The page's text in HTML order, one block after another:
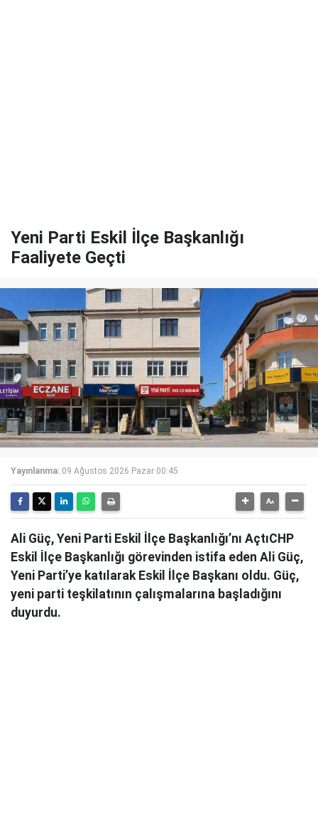
Yeni Parti Eskil İlçe Başkanlığı
Faaliyete Geçti
Yayınlanma: 09 Ağustos 2026 Pazar 00:45
Ali Güç, Yeni Parti Eskil İlçe Başkanlığı’nı AçtıCHP
Eskil İlçe Başkanlığı görevinden istifa eden Ali Güç,
Yeni Parti’ye katılarak Eskil İlçe Başkanı oldu. Güç,
yeni parti teşkilatının çalışmalarına başladığını
duyurdu.